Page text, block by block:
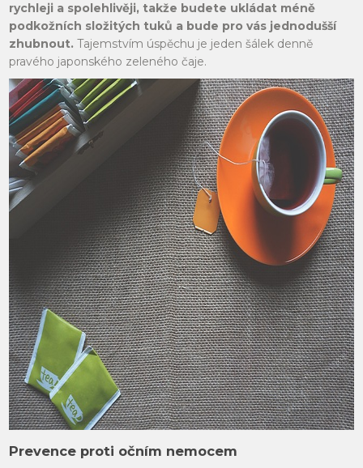
rychleji a spolehlivěji, takže budete ukládat méně
podkožních složitých tuků a bude pro vás jednodušší
zhubnout. Tajemstvím úspěchu je jeden šálek denně
pravého japonského zeleného čaje.
Prevence proti očním nemocem